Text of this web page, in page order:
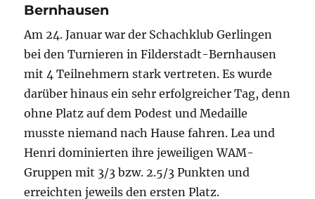
landet
im
Mittelfeld
Bernhausen
Am 24. Januar war der Schachklub Gerlingen
bei den Turnieren in Filderstadt-Bernhausen
mit 4 Teilnehmern stark vertreten. Es wurde
darüber hinaus ein sehr erfolgreicher Tag, denn
ohne Platz auf dem Podest und Medaille
musste niemand nach Hause fahren. Lea und
Henri dominierten ihre jeweiligen WAM-
Gruppen mit 3/3 bzw. 2.5/3 Punkten und
erreichten jeweils den ersten Platz.